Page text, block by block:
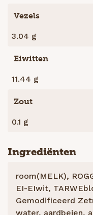
Vezels
3.04 g
Eiwitten
11.44 g
Zout
0.1 g
Ingrediënten
room(MELK),
EI-EIwit,
Gemodificeerd
water, aardbeien,